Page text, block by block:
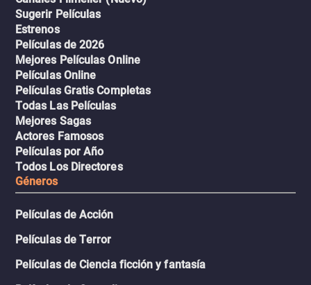
Sugerir Películas
Estrenos
Películas de 2026
Mejores Películas Online
Películas Online
Películas Gratis Completas
Todas Las Películas
Mejores Sagas
Actores Famosos
Películas por Año
Todos Los Directores
Géneros
Películas de Acción
Películas de Terror
Películas de Ciencia ficción y fantasía